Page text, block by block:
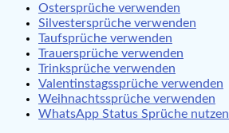
Ostersprüche verwenden
Silvestersprüche verwenden
Taufsprüche verwenden
Trauersprüche verwenden
Trinksprüche verwenden
Valentinstagssprüche verwenden
Weihnachtssprüche verwenden
WhatsApp Status Sprüche nutzen